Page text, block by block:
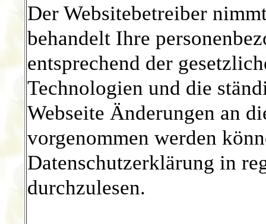
Der Websitebetreiber
behandelt Ihre
entsprechend der
Technologien und die
Webseite Änderungen an
vorgenommen werden
Datenschutzerklärung in
durchzulesen.